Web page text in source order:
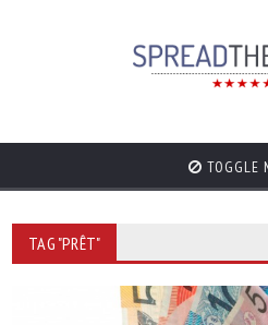
TOGGLE
TAG "PRÊT"